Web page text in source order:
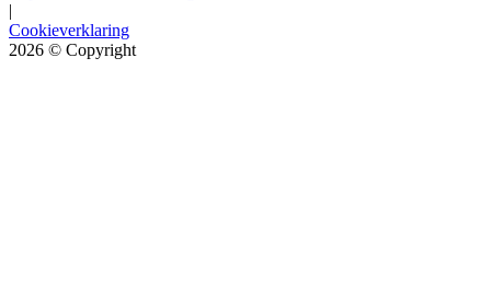
|
Cookieverklaring
2026 © Copyright